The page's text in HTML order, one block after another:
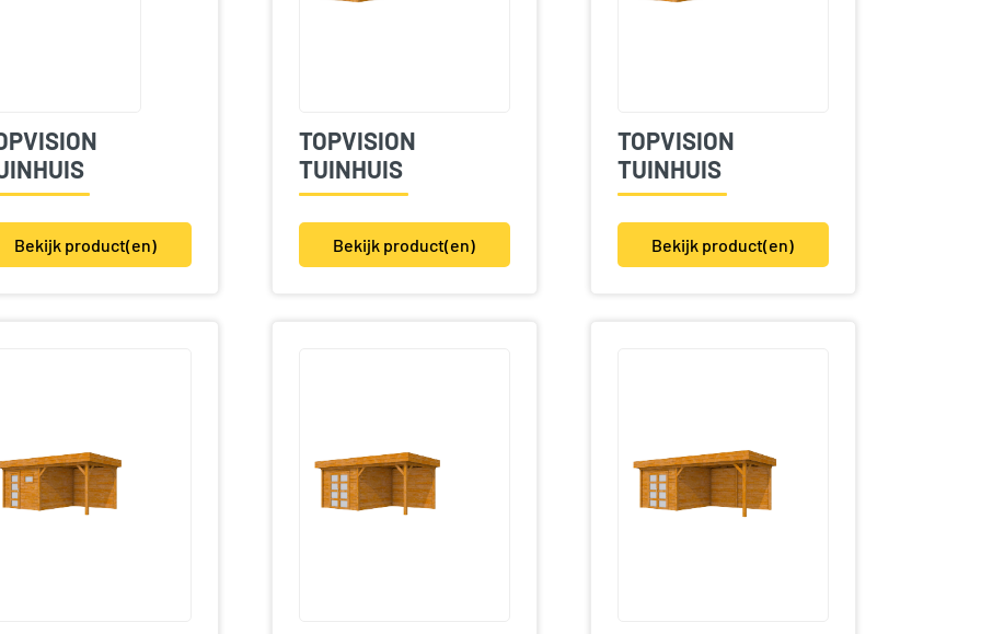
Bekijk product(en)
TOPVISION
TUINHUIS
Bekijk product(en)
TOPVISION
TUINHUIS
Bekijk product(en)